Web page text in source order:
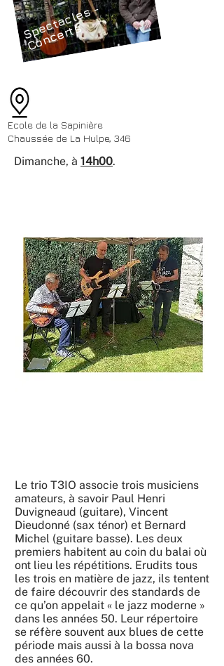
S
p
e
c
t
a
c
l
e
s
-
C
o
n
c
e
r
t
s
Ecole de la Sapinière
Chaussée de La Hulpe, 346
Dimanche, à 14h00.
Le trio T3IO associe trois musiciens
amateurs, à savoir Paul Henri
Duvigneaud (guitare), Vincent
Dieudonné (sax ténor) et Bernard
Michel (guitare basse). Les deux
premiers habitent au coin du balai où
ont lieu les répétitions. Erudits tous
les trois en matière de jazz, ils tentent
de faire découvrir des standards de
ce qu’on appelait « le jazz moderne »
dans les années 50. Leur répertoire
se réfère souvent aux blues de cette
période mais aussi à la bossa nova
des années 60.